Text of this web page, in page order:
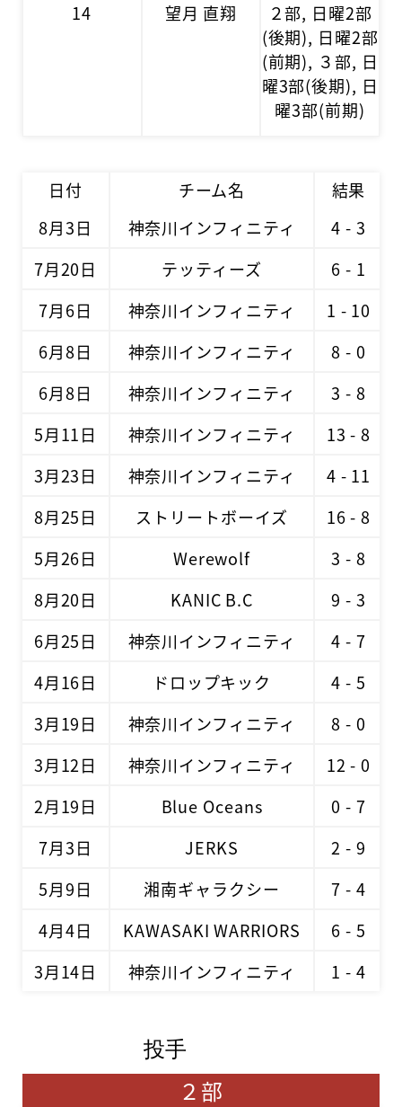
14 望月 直翔
２部, 日曜2部
(後期), 日曜2部
(前期), ３部, 日
曜3部(後期), 日
曜3部(前期)
日付 チーム名
結果
8月3日
神奈川インフィニティ
4 - 3
7月20日
テッティーズ
6 - 1
7月6日
神奈川インフィニティ
1 - 10
6月8日
神奈川インフィニティ
8 - 0
6月8日
神奈川インフィニティ 3 - 8
5月11日
神奈川インフィニティ
13 - 8
3月23日
神奈川インフィニティ
4 - 11
8月25日
ストリートボーイズ
16 - 8
5月26日
Werewolf
3 - 8
8月20日
KANIC B.C
9 - 3
6月25日
神奈川インフィニティ
4 - 7
4月16日
ドロップキック
4 - 5
3月19日
神奈川インフィニティ
8 - 0
3月12日
神奈川インフィニティ
12 - 0
2月19日
Blue Oceans
0 - 7
7月3日
JERKS
2 - 9
5月9日
湘南ギャラクシー
7 - 4
4月4日
KAWASAKI WARRIORS
6 - 5
3月14日
神奈川インフィニティ 1 - 4
投手
２部